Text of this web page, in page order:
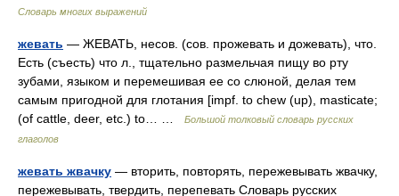
Словарь многих выражений
жевать — ЖЕВАТЬ, несов. (сов. прожевать и дожевать), что.
Есть (съесть) что л., тщательно размельчая пищу во рту
зубами, языком и перемешивая ее со слюной, делая тем
самым пригодной для глотания [impf. to chew (up), masticate;
(of cattle, deer, etc.) to… …
Большой толковый словарь русских
глаголов
жевать жвачку — вторить, повторять, пережевывать жвачку,
пережевывать, твердить, перепевать Словарь русских